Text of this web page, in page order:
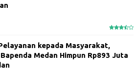
kepada Masyarakat,
Medan Himpun Rp893 Juta